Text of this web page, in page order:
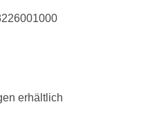
erhältlich